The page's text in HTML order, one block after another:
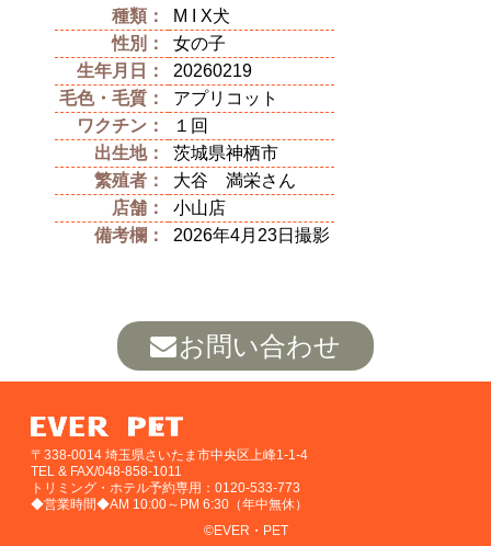
種類：
M I X犬
性別：
女の子
生年月日：
20260219
毛色・毛質：
アプリコット
ワクチン：
１回
出生地：
茨城県神栖市
繁殖者：
大谷 満栄さん
店舗：
小山店
備考欄：
2026年4月23日撮影
お問い合わせ
〒338-0014 埼玉県さいたま市中央区上峰1-1-4
TEL & FAX/048-858-1011
トリミング・ホテル予約専用：0120-533-773
◆営業時間◆AM 10:00～PM 6:30（年中無休）
©EVER・PET